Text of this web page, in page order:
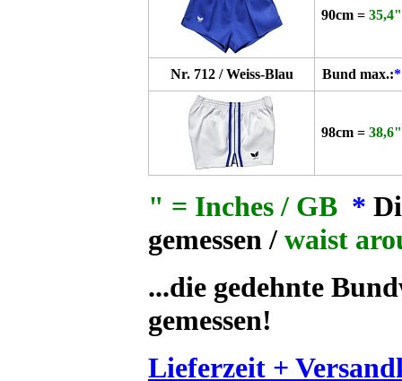
90cm = 35,4"
Nr. 712 / Weiss-Blau Bund max.:*
98cm = 38,6"
" = Inches / GB *
gemessen / waist
...die gedehnte
gemessen!
Lieferzeit +